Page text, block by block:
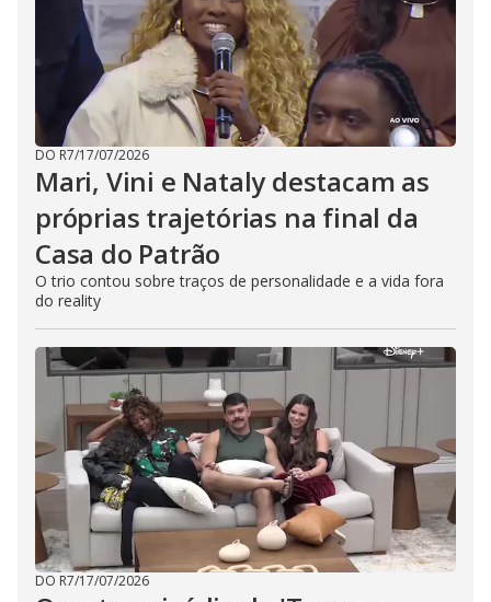
DO R7/17/07/2026
Mari, Vini e Nataly destacam as
próprias trajetórias na final da
Casa do Patrão
O trio contou sobre traços de personalidade e a vida fora
do reality
DO R7/17/07/2026